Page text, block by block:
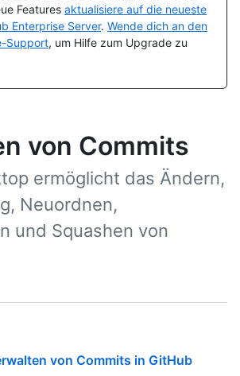
Features aktualisiere auf die neueste
Enterprise Server. Wende dich an den
Support, um Hilfe zum Upgrade zu
von Commits
ermöglicht das Ändern,
Neuordnen,
und Squashen von
von Commits in GitHub